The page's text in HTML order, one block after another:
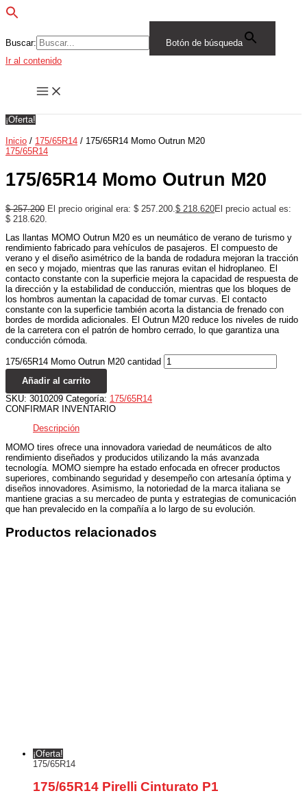
Buscar:
Botón de búsqueda
Ir al contenido
¡Oferta!
Inicio / 175/65R14 / 175/65R14 Momo Outrun M20
175/65R14
175/65R14 Momo Outrun M20
$257.200 El precio original era: $ 257.200. $ 218.620El precio actual es:
$ 218.620.
Las llantas MOMO Outrun M20 es un neumático de verano de turismo y
rendimiento fabricado para vehículos de pasajeros. El compuesto de
verano y el diseño asimétrico de la banda de rodadura mejoran la tracción
en seco y mojado, mientras que las ranuras evitan el hidroplaneo. El
contacto constante con la superficie mejora la capacidad de respuesta de
la dirección y la estabilidad de conducción, mientras que los bloques de
los hombros aumentan la capacidad de tomar curvas. El contacto
constante con la superficie también acorta la distancia de frenado con
bordes de mordida adicionales. El Outrun M20 reduce los niveles de ruido
de la carretera con el patrón de hombro cerrado, lo que garantiza una
conducción cómoda.
175/65R14 Momo Outrun M20 cantidad
Añadir al carrito
SKU: 3010209 Categoría: 175/65R14
CONFIRMAR INVENTARIO
Descripción
MOMO tires ofrece una innovadora variedad de neumáticos de alto
rendimiento diseñados y producidos utilizando la más avanzada
tecnología. MOMO siempre ha estado enfocada en ofrecer productos
superiores, combinando seguridad y desempeño con artesanía óptima y
diseños innovadores. Asimismo, la notoriedad de la marca italiana se
mantiene gracias a su mercadeo de punta y estrategias de comunicación
que han prevalecido en la compañía a lo largo de su evolución.
Productos relacionados
¡Oferta!
175/65R14
175/65R14 Pirelli Cinturato P1